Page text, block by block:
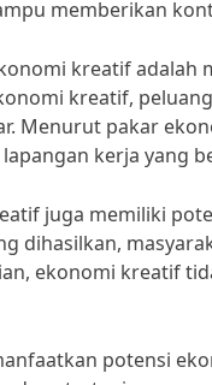
memberikan
kreatif adalah
kreatif,
Menurut pakar
kerja yang
juga memiliki
dihasilkan,
ekonomi kreatif
potensi